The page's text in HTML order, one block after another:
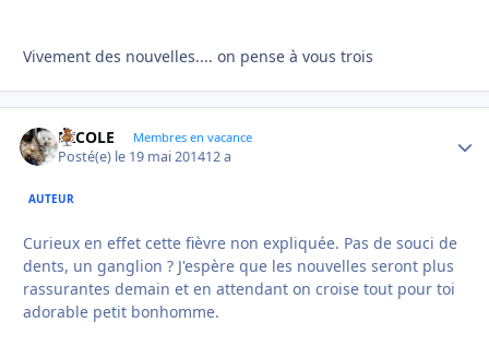
Vivement des nouvelles.... on pense à vous trois
NICOLE Membres en vacance
Posté(e) le 19 mai 201412 a
AUTEUR
Curieux en effet cette fièvre non expliquée. Pas de souci de
dents, un ganglion ? J'espère que les nouvelles seront plus
rassurantes demain et en attendant on croise tout pour toi
adorable petit bonhomme.